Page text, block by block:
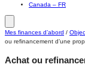
Canada – FR
Mes finances d’abord /
ou refinancement d’une
Achat ou